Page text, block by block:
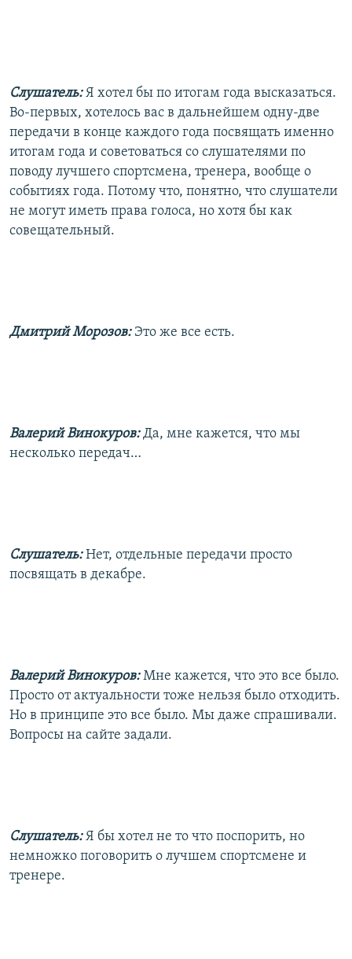
Слушатель: Я хотел бы по итогам года высказаться.
Во-первых, хотелось вас в дальнейшем одну-две
передачи в конце каждого года посвящать именно
итогам года и советоваться со слушателями по
поводу лучшего спортсмена, тренера, вообще о
событиях года. Потому что, понятно, что слушатели
не могут иметь права голоса, но хотя бы как
совещательный.
Дмитрий Морозов: Это же все есть.
Валерий Винокуров: Да, мне кажется, что мы
несколько передач…
Слушатель: Нет, отдельные передачи просто
посвящать в декабре.
Валерий Винокуров: Мне кажется, что это все было.
Просто от актуальности тоже нельзя было отходить.
Но в принципе это все было. Мы даже спрашивали.
Вопросы на сайте задали.
Слушатель: Я бы хотел не то что поспорить, но
немножко поговорить о лучшем спортсмене и
тренере.